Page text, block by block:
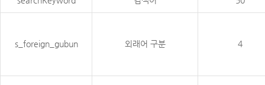
s_foreign_gubun 외래어 구분 4